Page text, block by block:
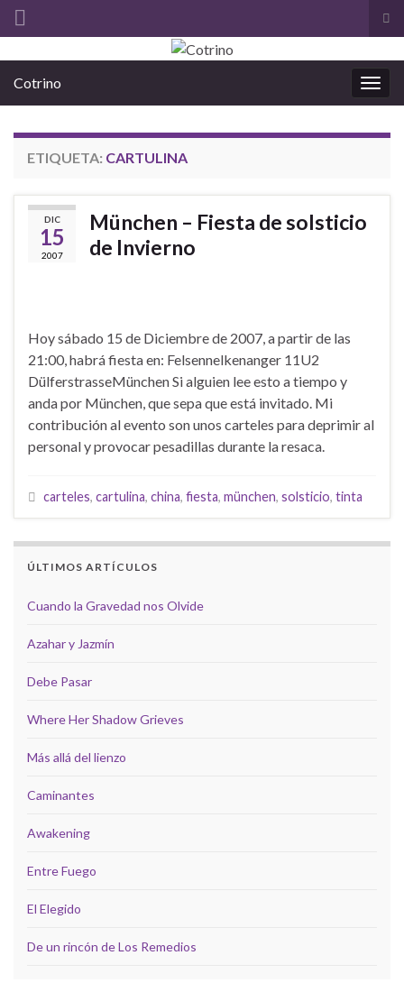
el
la
Cotrino
ETIQUETA: CARTULINA
DIC
15
2007
München – Fiesta de solsticio
de Invierno
Hoy sábado 15 de Diciembre de 2007, a partir de las
21:00, habrá fiesta en: Felsennelkenanger 11U2
DülferstrasseMünchen Si alguien lee esto a tiempo y
anda por München, que sepa que está invitado. Mi
contribución al evento son unos carteles para deprimir al
personal y provocar pesadillas durante la resaca.
carteles, cartulina, china, fiesta, münchen, solsticio, tinta
ÚLTIMOS ARTÍCULOS
Cuando la Gravedad nos Olvide
Azahar y Jazmín
Debe Pasar
Where Her Shadow Grieves
Más allá del lienzo
Caminantes
Awakening
Entre Fuego
El Elegido
De un rincón de Los Remedios